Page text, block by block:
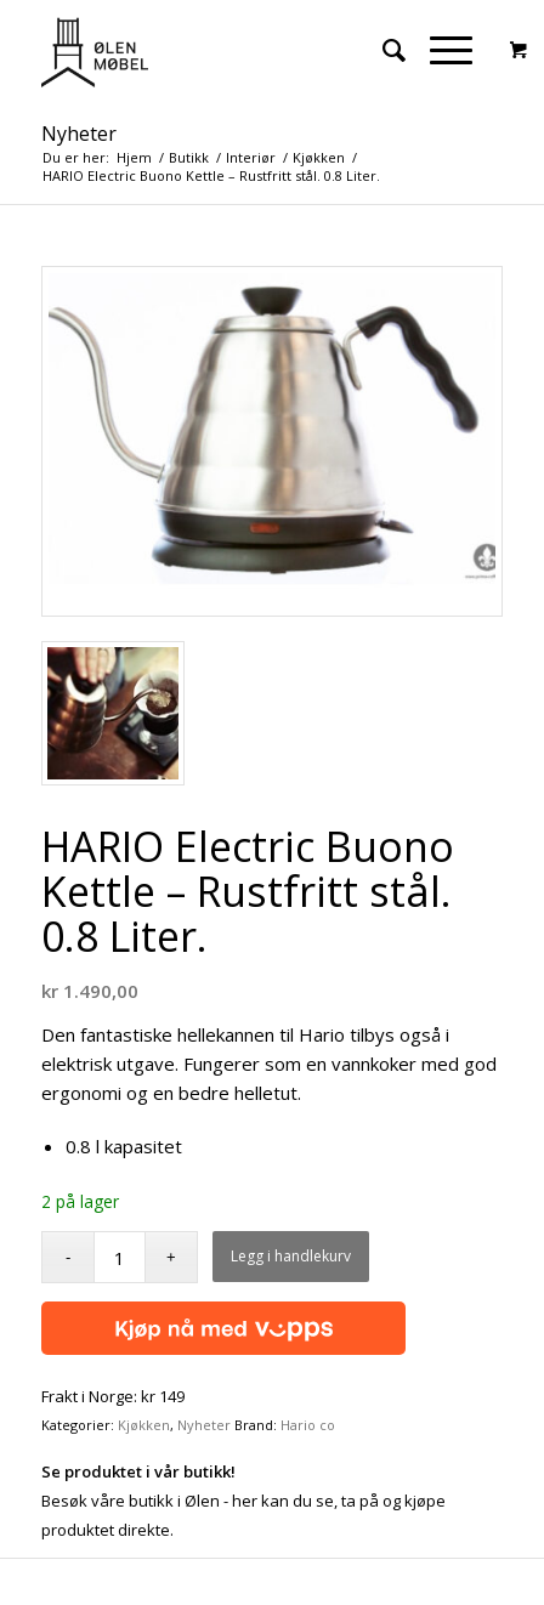
Nyheter
Du er her: Hjem / Butikk / Interiør / Kjøkken /
HARIO Electric Buono Kettle – Rustfritt stål. 0.8 Liter.
HARIO Electric Buono
Kettle – Rustfritt stål.
0.8 Liter.
kr1.490,00
Den fantastiske hellekannen til Hario tilbys også i
elektrisk utgave. Fungerer som en vannkoker med god
ergonomi og en bedre helletut.
0.8 l kapasitet
2 på lager
Legg i handlekurv
Frakt i Norge: kr 149
Kategorier: Kjøkken, Nyheter Brand: Hario co
Se produktet i vår butikk!
Besøk våre butikk i Ølen - her kan du se, ta på og kjøpe
produktet direkte.